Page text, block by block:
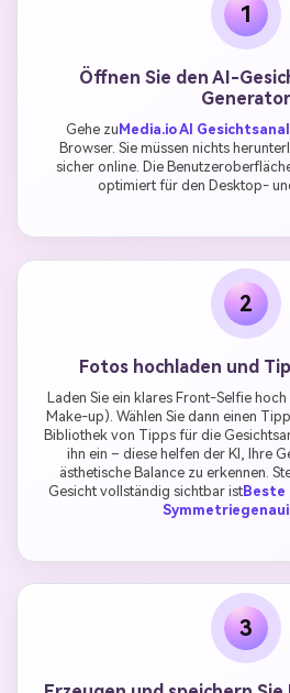
1
Öffnen Sie den AI-
Generator
Gehe zu Media.io AI
Browser. Sie müssen nichts
sicher online. Die
optimiert für den Desktop-
2
Fotos hochladen und
Laden Sie ein klares Front-Selfie
Make-up). Wählen Sie dann einen
Bibliothek von Tipps für die
ihn ein – diese helfen der KI, Ihre
ästhetische Balance zu erkennen.
Gesicht vollständig sichtbar istBeste
3